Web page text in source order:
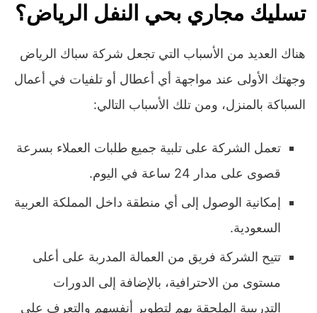
تسليك مجاري بحي النفل الرياض؟
هناك العديد من الأسباب التي تجعل شركة سباك الرياض
وجهتك الأولى عند مواجهة أي أعطال أو تلفيات في أعمال
السباكة بالمنزل، ومن تلك الأسباب التالي:
تعمل الشركة على تلبية جميع طلبات العملاء بسرعة
قصوى على مدار 24 ساعة في اليوم.
إمكانية الوصول إلى أي منطقة داخل المملكة العربية
السعودية.
تتيح الشركة فريق من العمالة المدربة على أعلى
مستوى من الاحترافية، بالإضافة إلى الدورات
التدريبية الملحقة بهم لتطوير أنفسهم والتعرف على